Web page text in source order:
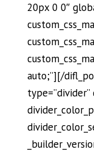
20px 0 0″
auto;”][/